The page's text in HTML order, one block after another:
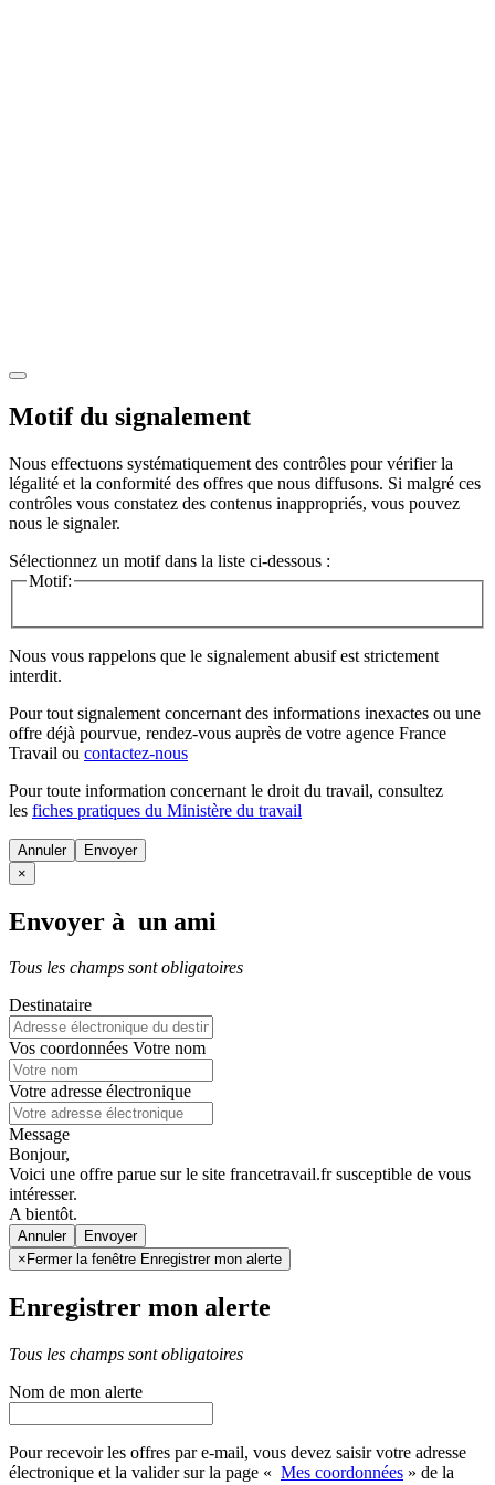
Motif du signalement
Nous effectuons systématiquement des contrôles pour vérifier la
légalité et la conformité des offres que nous diffusons. Si malgré ces
contrôles vous constatez des contenus inappropriés, vous pouvez
nous le signaler.
Sélectionnez un motif dans la liste ci-dessous :
Motif:
Nous vous rappelons que le signalement abusif est strictement
interdit.
Pour tout signalement concernant des informations inexactes ou une
offre déjà pourvue, rendez-vous auprès de votre agence France
Travail ou contactez-nous
Pour toute information concernant le droit du travail, consultez
les fiches pratiques du Ministère du travail
Annuler
×
Envoyer à un ami
Tous les champs sont obligatoires
Destinataire
Vos coordonnées Votre nom
Votre adresse électronique
Message
Bonjour,
Voici une offre parue sur le site francetravail.fr susceptible de vous
intéresser.
A bientôt.
Annuler
× Fermer la fenêtre Enregistrer mon alerte
Enregistrer mon alerte
Tous les champs sont obligatoires
Nom de mon alerte
Pour recevoir les offres par e-mail, vous devez saisir votre adresse
électronique et la valider sur la page « Mes coordonnées » de la